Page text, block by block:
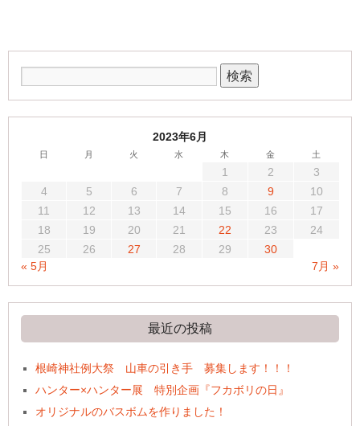
2023年6月
日 月 火 水 木 金 土
1 2
3
4
5 6 7 8 9
10
11
12 13 14 15 16
17
18
19 20 21 22 23
24
25
26 27 28 29
30
« 5月
7月 »
最近の投稿
根崎神社例大祭 山車の引き手 募集します！！！
ハンター×ハンター展 特別企画『フカボリの日』
オリジナルのバスボムを作りました！